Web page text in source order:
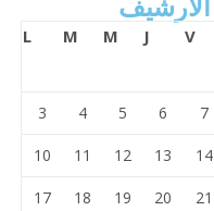
الارشيف
L M M J V
3 4 5 6 7
10 11 12 13 14
17 18 19 20 21